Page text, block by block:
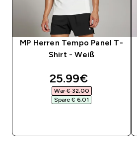
MP Herren Tempo Panel T-
Shirt - Weiß
discounted price
25.99€‎
War € 32,00‎
Spare € 6,01‎